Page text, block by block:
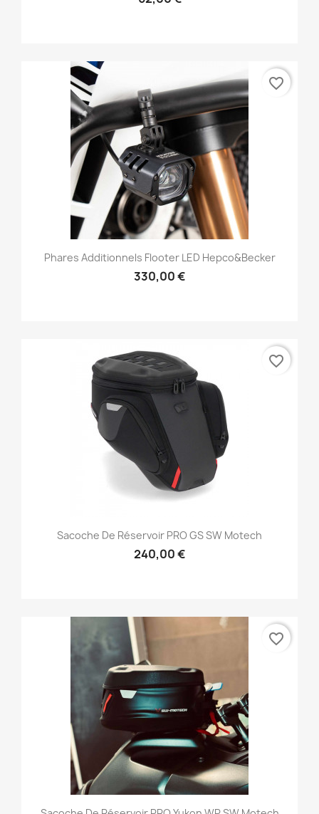
Phares Additionnels Flooter LED Hepco&Becker
330,00 €
favorite_border
Sacoche De Réservoir PRO GS SW Motech
240,00 €
favorite_border
favorite_border